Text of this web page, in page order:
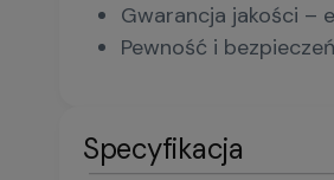
Gwarancja jakości –
Pewność i
Specyfikacja